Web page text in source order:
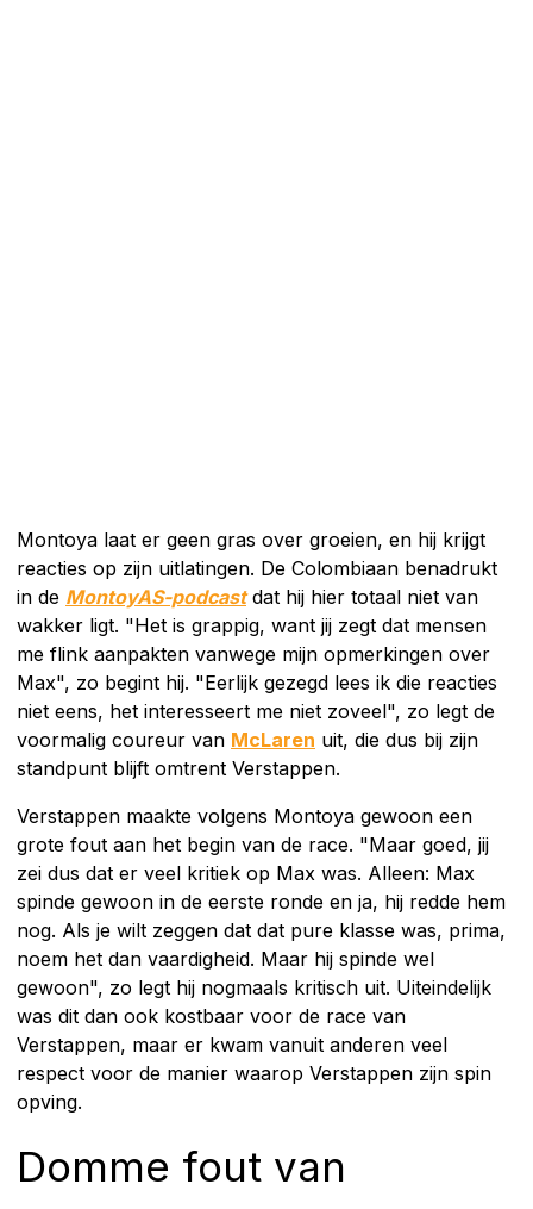
Montoya laat er geen gras over groeien, en hij krijgt
reacties op zijn uitlatingen. De Colombiaan benadrukt
in de MontoyAS-podcastdat hij hier totaal niet van
wakker ligt. "Het is grappig, want jij zegt dat mensen
me flink aanpakten vanwege mijn opmerkingen over
Max", zo begint hij. "Eerlijk gezegd lees ik die reacties
niet eens, het interesseert me niet zoveel", zo legt de
voormalig coureur van McLaren uit, die dus bij zijn
standpunt blijft omtrent Verstappen.
Verstappen maakte volgens Montoya gewoon een
grote fout aan het begin van de race. "Maar goed, jij
zei dus dat er veel kritiek op Max was. Alleen: Max
spinde gewoon in de eerste ronde en ja, hij redde hem
nog. Als je wilt zeggen dat dat pure klasse was, prima,
noem het dan vaardigheid. Maar hij spinde wel
gewoon", zo legt hij nogmaals kritisch uit. Uiteindelijk
was dit dan ook kostbaar voor de race van
Verstappen, maar er kwam vanuit anderen veel
respect voor de manier waarop Verstappen zijn spin
opving.
Domme fout van